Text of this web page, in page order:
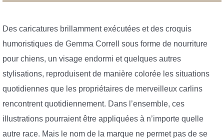
Des caricatures brillamment exécutées et des croquis
humoristiques de Gemma Correll sous forme de nourriture
pour chiens, un visage endormi et quelques autres
stylisations, reproduisent de manière colorée les situations
quotidiennes que les propriétaires de merveilleux carlins
rencontrent quotidiennement. Dans l’ensemble, ces
illustrations pourraient être appliquées à n’importe quelle
autre race. Mais le nom de la marque ne permet pas de se